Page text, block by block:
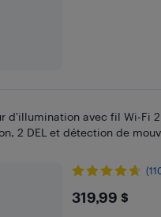
d'illumination avec fil Wi-Fi
2 DEL et détection de
$319.99
319,99 $